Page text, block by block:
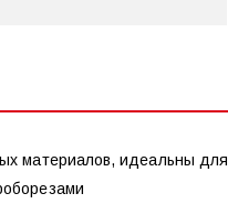
материалов, идеальны для